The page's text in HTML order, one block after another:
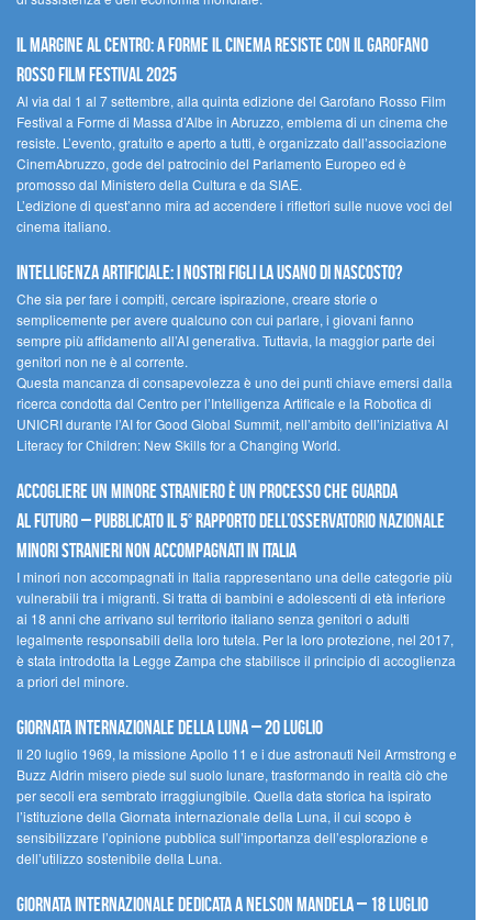
Il margine al centro: a Forme il cinema resiste con il Garofano
Rosso Film Festival 2025
Al via dal 1 al 7 settembre, alla quinta edizione del Garofano Rosso Film
Festival a Forme di Massa d’Albe in Abruzzo, emblema di un cinema che
resiste. L’evento, gratuito e aperto a tutti, è organizzato dall’associazione
CinemAbruzzo, gode del patrocinio del Parlamento Europeo ed è
promosso dal Ministero della Cultura e da SIAE.
L’edizione di quest’anno mira ad accendere i riflettori sulle nuove voci del
cinema italiano.
Intelligenza artificiale: i nostri figli la usano di nascosto?
Che sia per fare i compiti, cercare ispirazione, creare storie o
semplicemente per avere qualcuno con cui parlare, i giovani fanno
sempre più affidamento all’AI generativa. Tuttavia, la maggior parte dei
genitori non ne è al corrente.
Questa mancanza di consapevolezza è uno dei punti chiave emersi dalla
ricerca condotta dal Centro per l’Intelligenza Artificale e la Robotica di
UNICRI durante l’AI for Good Global Summit, nell’ambito dell’iniziativa AI
Literacy for Children: New Skills for a Changing World.
Accogliere un minore straniero è un processo che guarda
al futuro – Pubblicato il 5° rapporto dell’Osservatorio Nazionale
Minori Stranieri Non Accompagnati in Italia
I minori non accompagnati in Italia rappresentano una delle categorie più
vulnerabili tra i migranti. Si tratta di bambini e adolescenti di età inferiore
ai 18 anni che arrivano sul territorio italiano senza genitori o adulti
legalmente responsabili della loro tutela. Per la loro protezione, nel 2017,
è stata introdotta la Legge Zampa che stabilisce il principio di accoglienza
a priori del minore.
Giornata Internazionale della Luna – 20 luglio
Il 20 luglio 1969, la missione Apollo 11 e i due astronauti Neil Armstrong e
Buzz Aldrin misero piede sul suolo lunare, trasformando in realtà ciò che
per secoli era sembrato irraggiungibile. Quella data storica ha ispirato
l’istituzione della Giornata internazionale della Luna, il cui scopo è
sensibilizzare l’opinione pubblica sull’importanza dell’esplorazione e
dell’utilizzo sostenibile della Luna.
Giornata internazionale dedicata a Nelson Mandela – 18 luglio